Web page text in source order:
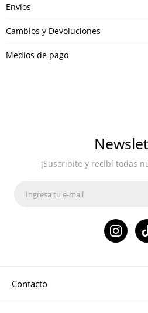
Envíos
Cambios y Devoluciones
Medios de pago
Contacto
¡Suscribite y recibí todas
